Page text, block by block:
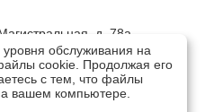
д. 78а
(звонок бесплатный)
Сб 9.00 - 16.00
обслуживания на
cookie. Продолжая его
с тем, что файлы
вашем компьютере.